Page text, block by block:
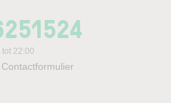
22:00
Contactformulier